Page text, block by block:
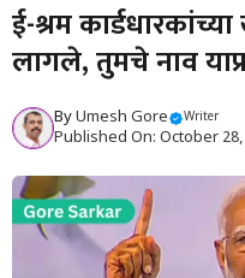
ई-श्रम
लागले, तुमचे नाव
ByUmesh Gore Writer
Published On: October 28,